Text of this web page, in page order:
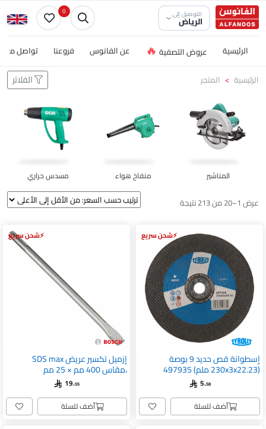
التوصيل إلى
الرياض
0
الرئيسية عروض التصفية 🔥 عن الفانوس فروعنا تواصل معنا
الرئيسية المتجر الفلاتر
المناشير منفاخ هواء مسدس حراري
عرض 1–20 من 213 نتيجة
شحن سريع
إسطوانة قص حديد 9 بوصة
(230x3x22.23 ملم) 497935
5.58
أضف للسلة
شحن سريع
إزميل تكسير عريض SDS max
،مقاس 400 مم × 25 مم
JE2608690235
19.55
أضف للسلة